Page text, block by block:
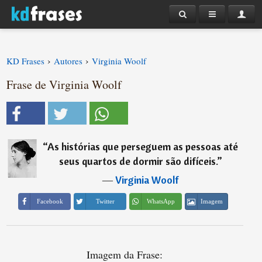
KD Frases › Autores › Virginia Woolf
Frase de Virginia Woolf
“As histórias que perseguem as pessoas até
seus quartos de dormir são difíceis.”
―Virginia Woolf
Facebook Twitter WhatsApp Imagem
Imagem da Frase: